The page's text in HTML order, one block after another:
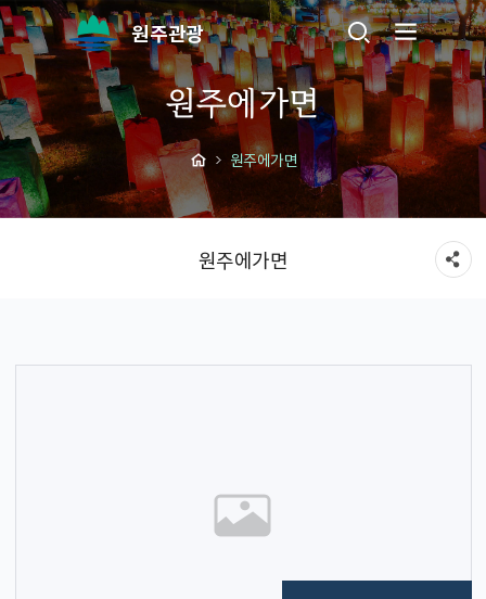
원주관광
원주에가면
원주에가면
원주에가면